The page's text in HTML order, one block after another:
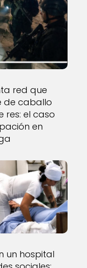
red que
de caballo
res: el caso
en
un hospital